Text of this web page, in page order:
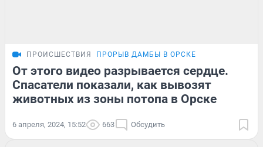
ПРОИСШЕСТВИЯ ПРОРЫВ ДАМБЫ В ОРСКЕ
От этого видео разрывается сердце.
Спасатели показали, как вывозят
животных из зоны потопа в Орске
6 апреля, 2024, 15:52 663 Обсудить